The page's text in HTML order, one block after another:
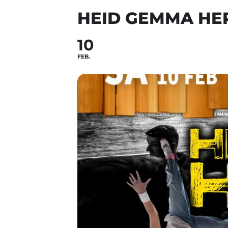
HEID GEMMA
10
FEB.